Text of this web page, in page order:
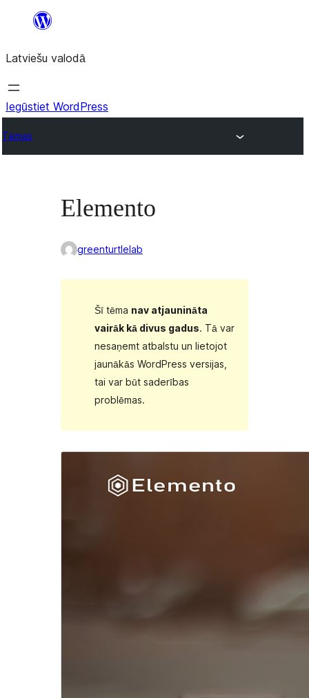
Pāriet
saturu
Latviešu valodā
Iegūstiet WordPress
Tēmas
Elemento
greenturtlelab
Šī tēma nav atjaunināta
vairāk kā divus gadus. Tā var
nesaņemt atbalstu un lietojot
jaunākās WordPress versijas,
tai var būt saderības
problēmas.